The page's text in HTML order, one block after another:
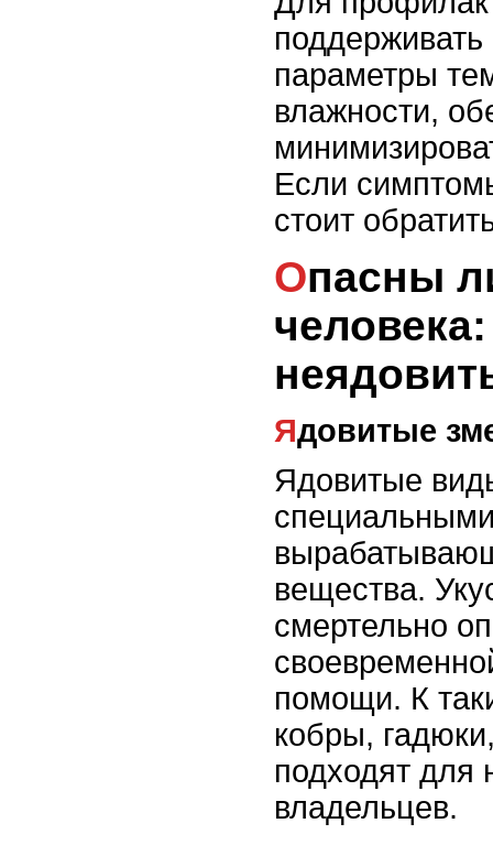
параметры
влажности,
Если
стоит
Опасны ли змеи для
Ядовитые
Ядовитые
вещества.
смертельно
помощи. К
кобры,
подходят
владельцев.